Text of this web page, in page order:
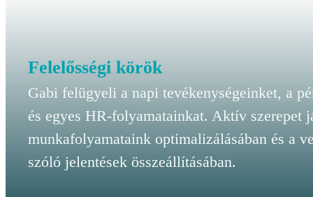
Felelősségi körök
Gabi felügyeli a napi tevékenységeinket, a
és egyes HR-folyamatainkat. Aktív szerepet
munkafolyamataink optimalizálásában és a
szóló jelentések összeállításában.